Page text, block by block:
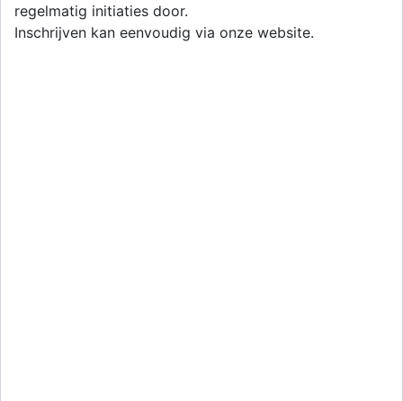
regelmatig initiaties door.
Inschrijven kan eenvoudig via onze website.